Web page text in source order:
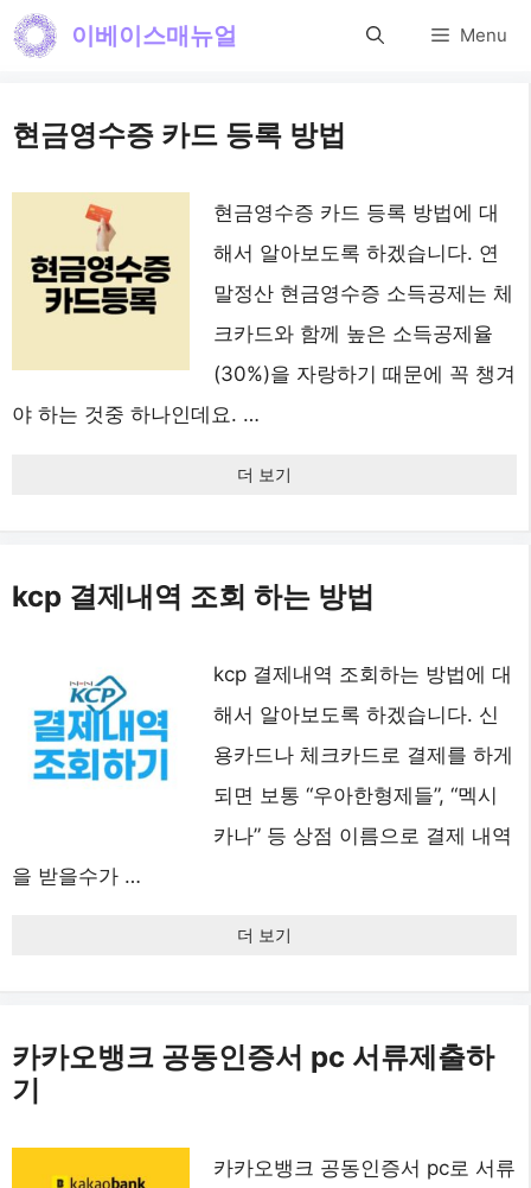
컨
로
이베이스매뉴얼 Menu
현금영수증 카드 등록 방법
현금영수증 카드 등록 방법에 대
해서 알아보도록 하겠습니다. 연
말정산 현금영수증 소득공제는 체
크카드와 함께 높은 소득공제율
(30%)을 자랑하기 때문에 꼭 챙겨
야 하는 것중 하나인데요. …
더 보기
kcp 결제내역 조회 하는 방법
kcp 결제내역 조회하는 방법에 대
해서 알아보도록 하겠습니다. 신
용카드나 체크카드로 결제를 하게
되면 보통 “우아한형제들”, “멕시
카나” 등 상점 이름으로 결제 내역
을 받을수가 …
더 보기
카카오뱅크 공동인증서 pc 서류제출하
기
카카오뱅크 공동인증서 pc로 서류